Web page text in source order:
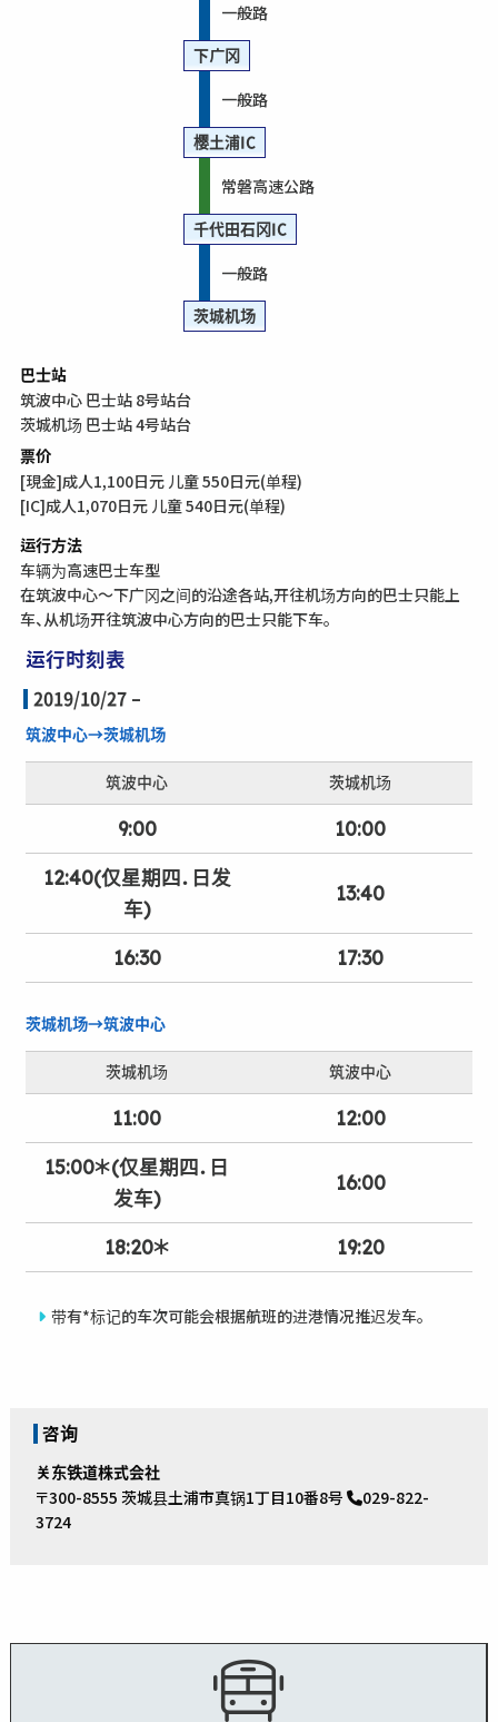
一般路
下广冈
一般路
樱土浦IC
常磐高速公路
千代田石冈IC
一般路
茨城机场
巴士站
筑波中心 巴士站 8号站台
茨城机场 巴士站 4号站台
票价
[現金]成人1,100日元 儿童 550日元(单程)
[IC]成人1,070日元 儿童 540日元(单程)
运行方法
车辆为高速巴士车型
在筑波中心～下广冈之间的沿途各站,开往机场方向的巴士只能上
车、从机场开往筑波中心方向的巴士只能下车。
运行时刻表
2019/10/27 –
筑波中心→茨城机场
筑波中心 茨城机场
9:00
10:00
12:40(仅星期四．日发
车)
13:40
16:30 17:30
茨城机场→筑波中心
茨城机场 筑波中心
11:00
12:00
15:00＊(仅星期四．日
发车)
16:00
18:20＊ 19:20
带有*标记的车次可能会根据航班的进港情况推迟发车。
咨询
关东铁道株式会社
〒300-8555 茨城县土浦市真锅1丁目10番8号
029-822-
3724